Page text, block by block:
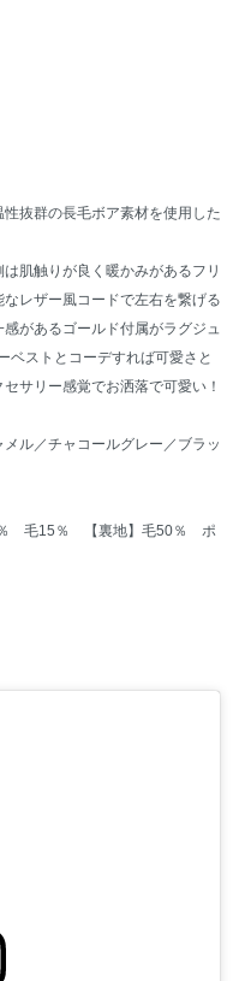
抜群の長毛ボア素材を使用した
肌触りが良く暖かみがあるフリ
レザー風コードで左右を繋げる
があるゴールド付属がラグジュ
ベストとコーデすれば可愛さと
サリー感覚でお洒落で可愛い！
ル／チャコールグレー／ブラッ
毛15％ 【裏地】毛50％ ポ